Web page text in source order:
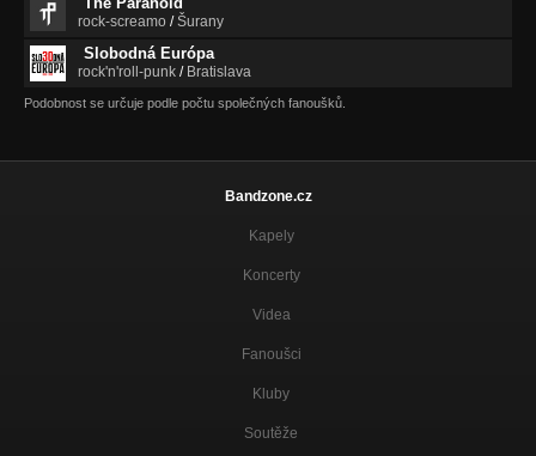
rock-screamo /Šurany
Slobodná Európa
rock'n'roll-punk / Bratislava
Podobnost se určuje podle počtu společných fanoušků.
Bandzone.cz
Kapely
Koncerty
Videa
Fanoušci
Kluby
Soutěže